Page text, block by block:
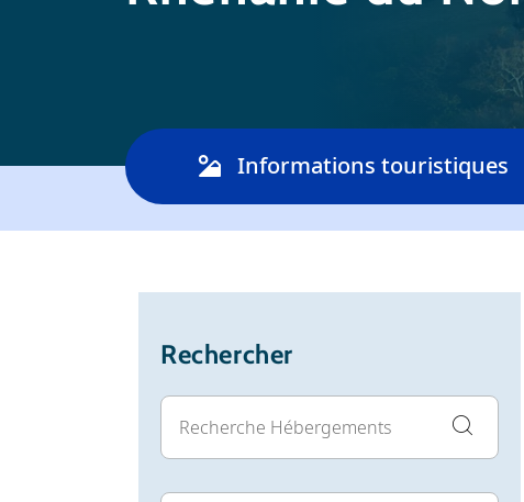
Informations touristiques
Rechercher